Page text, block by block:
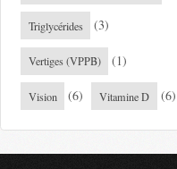
Triglycérides (3)
Vertiges (VPPB) (1)
Vision (6) Vitamine D (6)